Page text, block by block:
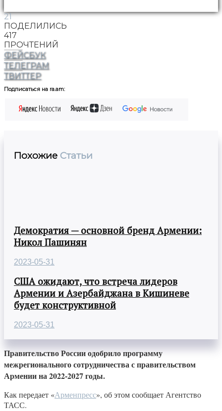
21
ПОДЕЛИЛИСЬ
417
ПРОЧТЕНИЙ
ФЕЙСБУК
ТЕЛЕГРАМ
ТВИТТЕР
Подписаться на ra.am:
Похожие Статьи
Демократия — основной бренд Армении:
Никол Пашинян
2023-05-31
США ожидают, что встреча лидеров
Армении и Азербайджана в Кишиневе
будет конструктивной
2023-05-31
Правительство России одобрило программу
межрегионального сотрудничества с правительством
Армении на 2022-2027 годы.
Как передает «Арменпресс», об этом сообщает Агентство
ТАСС.